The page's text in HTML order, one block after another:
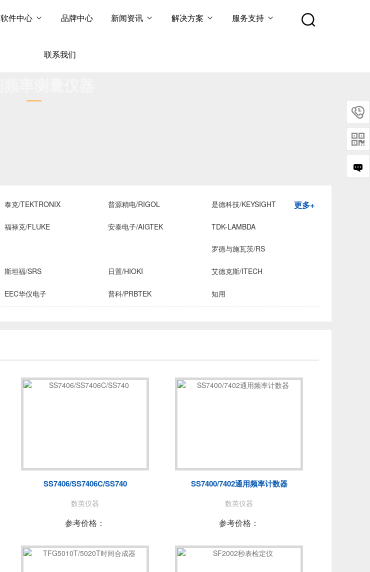
软件中心 品牌中心 新闻资讯 解决方案 服务支持
联系我们
泰克/TEKTRONIX 普源精电/RIGOL 是德科技/KEYSIGHT
福禄克/FLUKE 安泰电子/AIGTEK TDK-LAMBDA
罗德与施瓦茨/RS
斯坦福/SRS 日置/HIOKI 艾德克斯/ITECH
EEC华仪电子 普科/PRBTEK 知用
稳科/WAYNE KERR
TABOR 费思泰克
DEWESOFT
更多+
SS7406/SS7406C/SS740
数英仪器
参考价格：
SS7400/7402通用频率计数器
数英仪器
参考价格：

